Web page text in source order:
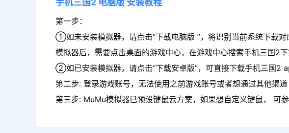
手机三国2 电脑版 安装教程
第一步：
①如未安装模拟器，请点击“下载电脑版 ”，将识别当前系统下载
模拟器后，需要点击桌面的游戏中心，在游戏中心搜索手机三国2下
②如已安装模拟器，请点击“下载安卓版”，可直接下载手机三国2
第二步: 登录游戏账号，无法使用之前游戏账号或者想通过其他渠
第三步: MuMu模拟器已预设键鼠云方案，如果想自定义键鼠， 可